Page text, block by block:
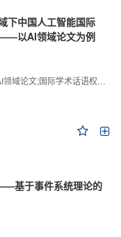
下中国人工智能国际
以AI领域论文为例
语权评价;学术影响力;学术感知力;学术传播力;学术引领力
基于事件系统理论的